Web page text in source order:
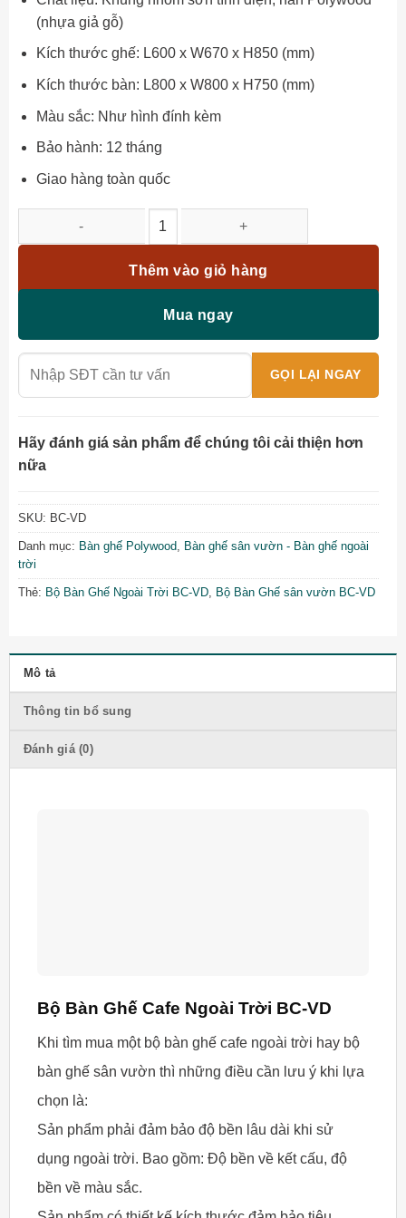
(nhựa giả gỗ)
Kích thước ghế: L600 x W670 x H850 (mm)
Kích thước bàn: L800 x W800 x H750 (mm)
Màu sắc: Như hình đính kèm
Bảo hành: 12 tháng
Giao hàng toàn quốc
Thêm vào giỏ hàng
Mua ngay
Hãy đánh giá sản phẩm để chúng tôi cải thiện hơn
nữa
SKU: BC-VD
Danh mục: Bàn ghế Polywood, Bàn ghế sân vườn - Bàn ghế ngoài
trời
Thẻ: Bộ Bàn Ghế Ngoài Trời BC-VD, Bộ Bàn Ghế sân vườn BC-VD
Mô tả
Thông tin bổ sung
Đánh giá (0)
Bộ Bàn Ghế Cafe Ngoài Trời BC-VD
Khi tìm mua một bộ bàn ghế cafe ngoài trời hay bộ
bàn ghế sân vườn thì những điều cần lưu ý khi lựa
chọn là:
Sản phẩm phải đảm bảo độ bền lâu dài khi sử
dụng ngoài trời. Bao gồm: Độ bền về kết cấu, độ
bền về màu sắc.